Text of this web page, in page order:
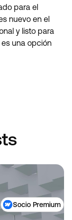
Socio Premium
para el
nuevo en el
y listo para
una opción